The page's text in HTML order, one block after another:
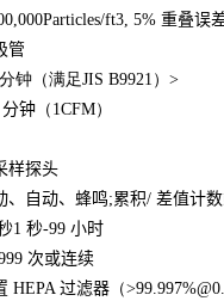
ft3, 5%重叠误
管
钟（满足JIS B9921）>
分钟 （1CFM）
样探头
、自动、蜂鸣;累积/差值计
1秒-99小时
次或连续
HEPA过滤器 （